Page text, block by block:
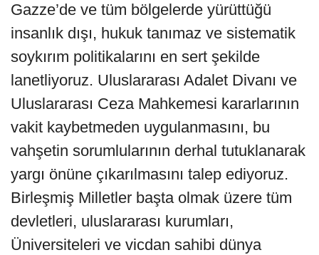
Gazze’de ve tüm bölgelerde yürüttüğü
insanlık dışı, hukuk tanımaz ve sistematik
soykırım politikalarını en sert şekilde
lanetliyoruz. Uluslararası Adalet Divanı ve
Uluslararası Ceza Mahkemesi kararlarının
vakit kaybetmeden uygulanmasını, bu
vahşetin sorumlularının derhal tutuklanarak
yargı önüne çıkarılmasını talep ediyoruz.
Birleşmiş Milletler başta olmak üzere tüm
devletleri, uluslararası kurumları,
Üniversiteleri ve vicdan sahibi dünya